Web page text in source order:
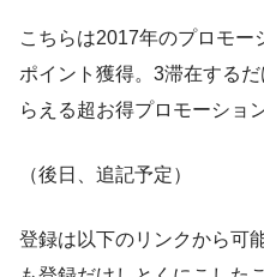
こちらは2017年のプロモ
ポイント獲得。3滞在する
らえる超お得プロモーショ
（後日、追記予定）
登録は以下のリンクから可